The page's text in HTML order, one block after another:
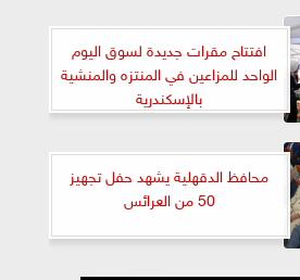
افتتاح مقرات جديدة لسوق اليوم
الواحد للمزاعين في المنتزه والمنشية
بالإسكندرية
محافظ الدقهلية يشهد حفل تجهيز
50 من العرائس